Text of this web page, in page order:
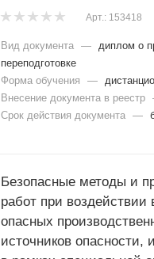
Арт.: 153418
Вид документа — диплом о
переподготовке
Форма обучения
—
Внесение документа в реестр
Срок действия документа —
Безопасные методы и
работ при
опасных
источников